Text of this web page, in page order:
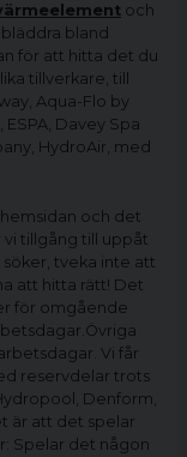
och
bland
för att hitta det du
tillverkare, till
Aqua-Flo by
Davey Spa
HydroAir, med
och det
vi tillgång till uppåt
tveka inte att
att hitta rätt! Det
för omgående
Vi får
reservdelar trots
Denform,
är att det spelar
Spelar det någon